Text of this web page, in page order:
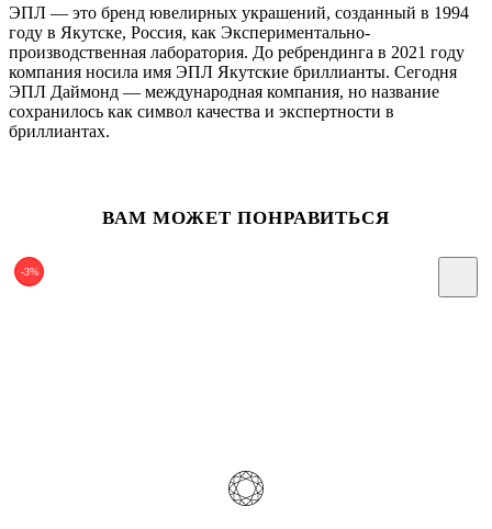
ЭПЛ — это бренд ювелирных украшений, созданный в 1994
году в Якутске, Россия, как Экспериментально-
производственная лаборатория. До ребрендинга в 2021 году
компания носила имя ЭПЛ Якутские бриллианты. Сегодня
ЭПЛ Даймонд — международная компания, но название
сохранилось как символ качества и экспертности в
бриллиантах.
ВАМ МОЖЕТ ПОНРАВИТЬСЯ
-3%